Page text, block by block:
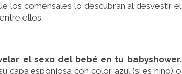
los comensales lo descubran al desvestir el
ellos.
el sexo del bebé en tu babyshower.
capa esponjosa con color azul (si es niño) o